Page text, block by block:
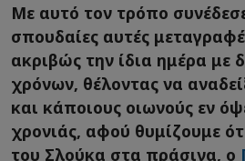
Με αυτό τον τρόπο
σπουδαίες αυτές
ακριβώς την ίδια ημέρα με
χρόνων, θέλοντας να
και κάποιους οιωνούς εν
χρονιάς, αφού θυμίζουμε
του Σλούκα στα πράσινα, ο